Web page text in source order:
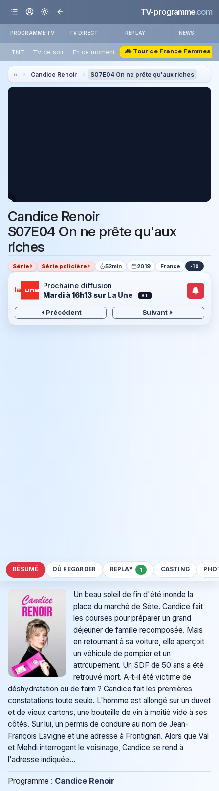
TV-programme.com
PROGRAMME TV TV DIRECT REPLAY NEWS
TNT TV ce soir En ce moment 🚲 Tour de France Femmes
Candice Renoir S07E04 On ne prête qu'aux riches
Candice Renoir
S07E04 On ne prête qu'aux
riches
Série Série policière 52min 2019 France -10
Prochaine diffusion
Mardi à 16h13sur La Une ST
Précédent Suivant
RÉSUMÉ OÙ REGARDER REPLAY 1 CASTING
Un beau soleil de fin d'été inonde la
place du marché de Sète. Candice fait
les courses pour préparer un grand
déjeuner de famille recomposée. Mais
en retournant à sa voiture, elle aperçoit
un véhicule de pompier et un
attroupement. Un SDF de 50 ans a été
retrouvé mort. A-t-il été victime de
déshydratation ou de faim ? Candice fait les premières
constatations toute seule. L'homme est allongé sur un duvet
et de vieux cartons, une bouteille de vin à moitié vide à ses
côtés. Sur lui, un permis de conduire au nom de Jean-
François Lavigne et une adresse à Frontignan. Alors que Val
et Mehdi interrogent le voisinage, Candice se rend à
l'adresse indiquée...
Programme : Candice Renoir